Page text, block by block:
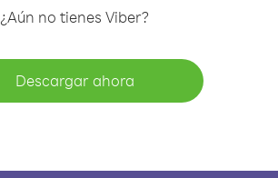
¿Aún no tienes Viber?
Descargar ahora